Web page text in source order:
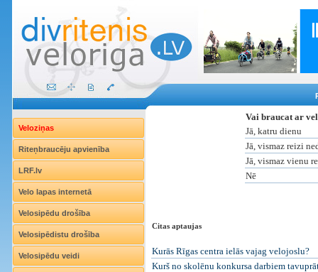
Veloziņas
Riteņbraucēju apvienība
LRF.lv
Velo lapas internetā
Velosipēdu drošība
Velosipēdistu drošība
Velosipēdu veidi
Vai braucat ar
Jā, katru dienu
Jā, vismaz reizi
Jā, vismaz vienu
Nē
Citas aptaujas
Kurās Rīgas centra ielās vajag velojoslu?
Kurš no skolēnu konkursa darbiem